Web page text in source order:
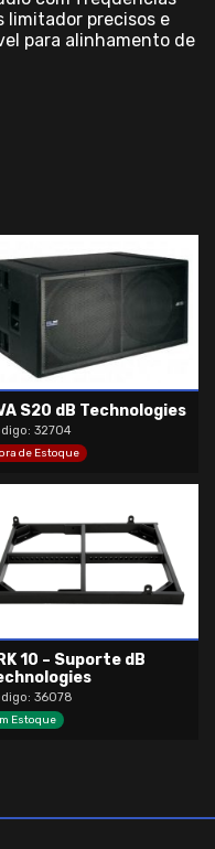
limitador precisos e
para alinhamento de
S20 dB Technologies
32704
de Estoque
10 – Suporte dB
36078
Estoque